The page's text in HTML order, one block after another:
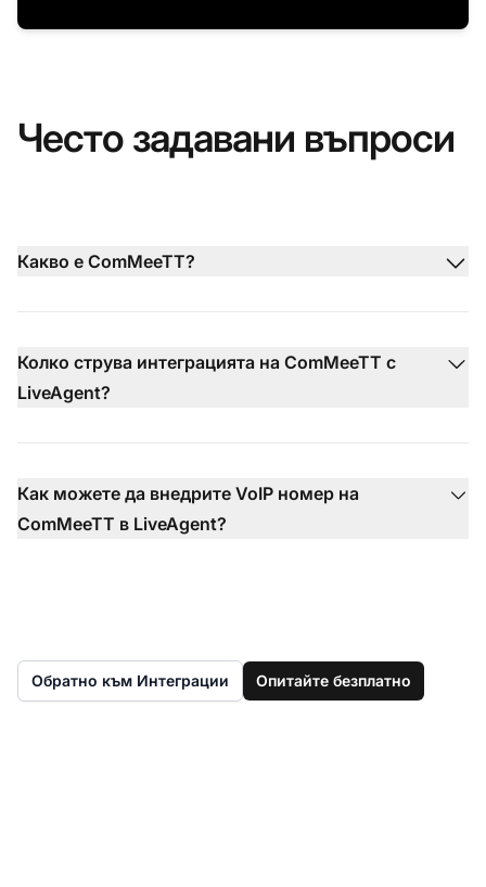
Често задавани въпроси
Какво е ComMeeTT?
Колко струва интеграцията на ComMeeTT с
LiveAgent?
Как можете да внедрите VoIP номер на
ComMeeTT в LiveAgent?
Обратно към Интеграции Опитайте безплатно